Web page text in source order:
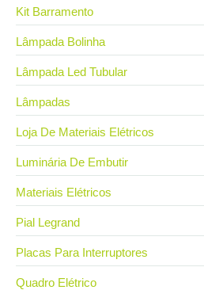
Kit Barramento
Lâmpada Bolinha
Lâmpada Led Tubular
Lâmpadas
Loja De Materiais Elétricos
Luminária De Embutir
Materiais Elétricos
Pial Legrand
Placas Para Interruptores
Quadro Elétrico